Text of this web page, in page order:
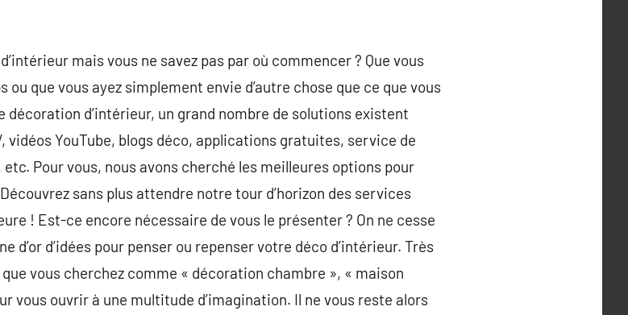
mais vous ne savez pas par où commencer ? Que vous
ou que vous ayez simplement envie d’autre chose que ce que vous
d’intérieur, un grand nombre de solutions existent
vidéos YouTube, blogs déco, applications gratuites, service de
Pour vous, nous avons cherché les meilleures options pour
sans plus attendre notre tour d’horizon des services
! Est-ce encore nécessaire de vous le présenter ? On ne cesse
d’or d’idées pour penser ou repenser votre déco d’intérieur. Très
vous cherchez comme « décoration chambre », « maison
vous ouvrir à une multitude d’imagination. Il ne vous reste alors